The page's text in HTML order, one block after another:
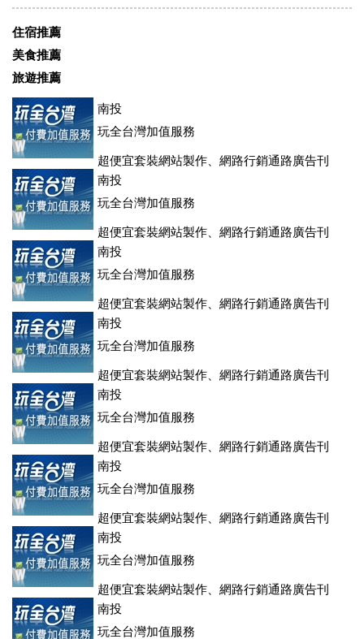
住宿推薦
美食推薦
旅遊推薦
南投
玩全台灣加值服務
超便宜套裝網站製作、網路行銷通路廣告刊
登、訂房系統、客房委託旅行社銷售，全面優惠中....
南投
玩全台灣加值服務
超便宜套裝網站製作、網路行銷通路廣告刊
登、訂房系統、客房委託旅行社銷售，全面優惠中....
南投
玩全台灣加值服務
超便宜套裝網站製作、網路行銷通路廣告刊
登、訂房系統、客房委託旅行社銷售，全面優惠中....
南投
玩全台灣加值服務
超便宜套裝網站製作、網路行銷通路廣告刊
登、訂房系統、客房委託旅行社銷售，全面優惠中....
南投
玩全台灣加值服務
超便宜套裝網站製作、網路行銷通路廣告刊
登、訂房系統、客房委託旅行社銷售，全面優惠中....
南投
玩全台灣加值服務
超便宜套裝網站製作、網路行銷通路廣告刊
登、訂房系統、客房委託旅行社銷售，全面優惠中....
南投
玩全台灣加值服務
超便宜套裝網站製作、網路行銷通路廣告刊
登、訂房系統、客房委託旅行社銷售，全面優惠中....
南投
玩全台灣加值服務